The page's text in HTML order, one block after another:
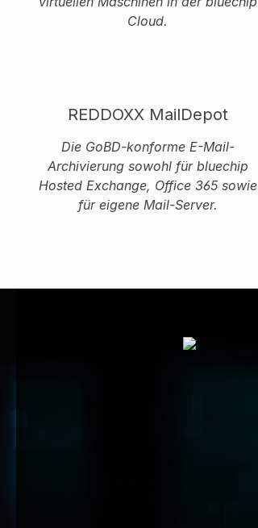
Cloud.
REDDOXX MailDepot
Die GoBD-konforme E-Mail-
Archivierung sowohl für bluechip
Hosted Exchange, Office 365 sowie
für eigene Mail-Server.